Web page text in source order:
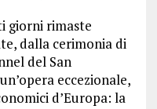
giorni rimaste
dalla cerimonia di
del San
eccezionale,
d’Europa: la